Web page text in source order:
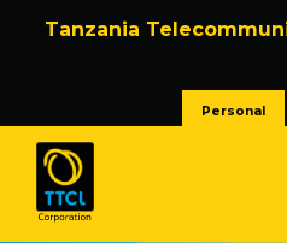
Tanzania
Personal